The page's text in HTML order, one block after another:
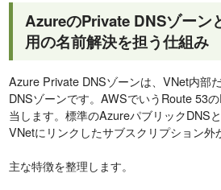
AzureのPrivate DNSゾー
用の名前解決を担う仕組み
Azure Private DNSゾーンは、VNet内部
DNSゾーンです。AWSでいうRoute 53
当します。標準のAzureパブリックDNS
VNetにリンクしたサブスクリプション外
主な特徴を整理します。